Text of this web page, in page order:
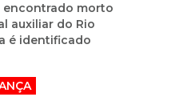
encontrado morto
auxiliar do Rio
é identificado